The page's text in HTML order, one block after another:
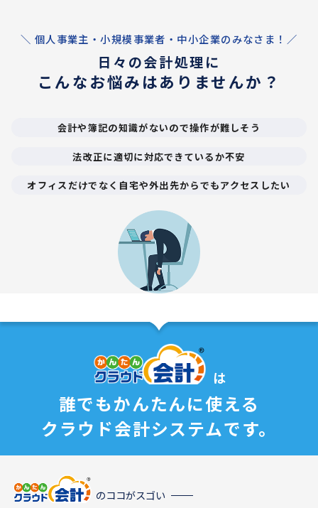
＼ 個人事業主・小規模事業者・中小企業のみなさま！／
日々の会計処理に
こんなお悩みはありませんか？
会計や簿記の知識がないので操作が難しそう
法改正に適切に対応できているか不安
オフィスだけでなく自宅や外出先からでもアクセスしたい
は
誰でもかんたんに使える
クラウド会計システムです。
のココがスゴい